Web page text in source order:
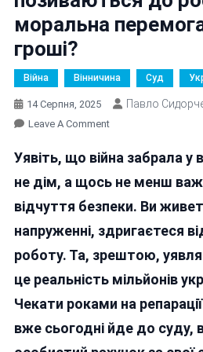
моральна
гроші?
Війна Вінничина Суд
14 Серпня, 2025 Павло
Leave A CommentOn
Та
Переселенці
До
Росії:
Перемога,
А
Коли
Уявіть, що війна забрала у
не дім, а щось не менш
відчуття безпеки. Ви
напруженні, здригаєтеся
роботу. Та, зрештою,
це реальність мільйонів
Чекати роками на
вже сьогодні йде до суду,